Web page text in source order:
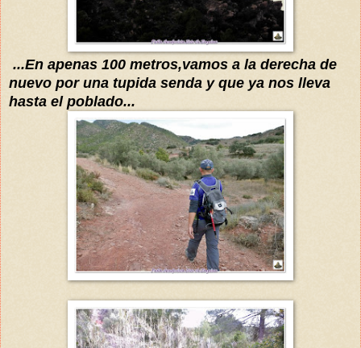
...En apenas 100 metros,vamos a la derecha de
nuevo por una tupida senda y que ya nos lleva
hasta el poblado...